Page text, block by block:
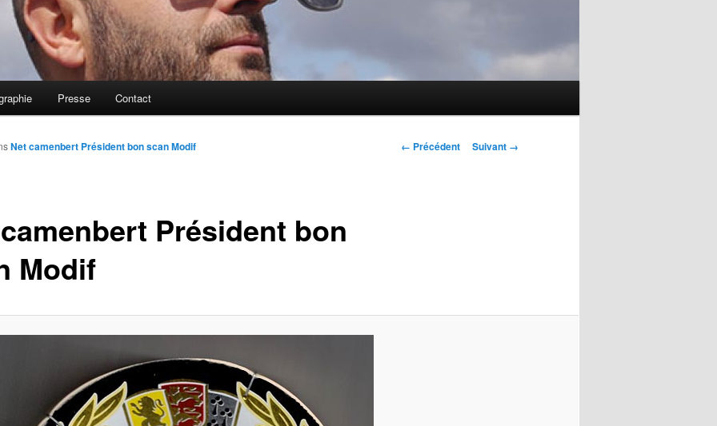
Presse Contact
Navigation
← Précédent Suivant →
Président bon
Modif
Net camenbert Président bon scan Modif